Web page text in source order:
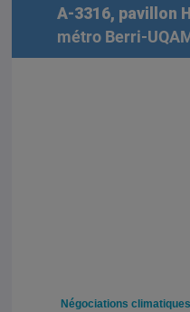
A-3316, pavillon
métro Berri-
Négociations